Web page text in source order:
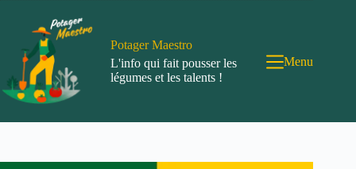
contenu
Potager Maestro
L'info qui fait pousser les
légumes et les talents !
Menu